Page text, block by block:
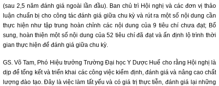
(sau 2,5 năm đánh giá ngoài lần đầu). Ban chủ trì Hội nghị và các đơn vị thảo
luận chuẩn bị cho công tác đánh giá giữa chu kỳ và rút ra một số nội dung cần
thực hiện như tập trung hoàn chỉnh các nội dung của 9 tiêu chí chưa đạt; Bổ
sung, hoàn thiện một số nội dung của 52 tiêu chí đã đạt và ấn định lộ trình thời
gian thực hiện để đánh giá giữa chu kỳ.
GS. Võ Tam, Phó Hiệu trưởng Trường Đại học Y Dược Huế cho rằng Hội nghị là
dịp để tổng kết và triển khai các công việc kiểm định, đánh giá và nâng cao chất
lượng đào tạo. Đây là việc làm tất yếu và có giá trị thực tiễn, đánh giá lại những